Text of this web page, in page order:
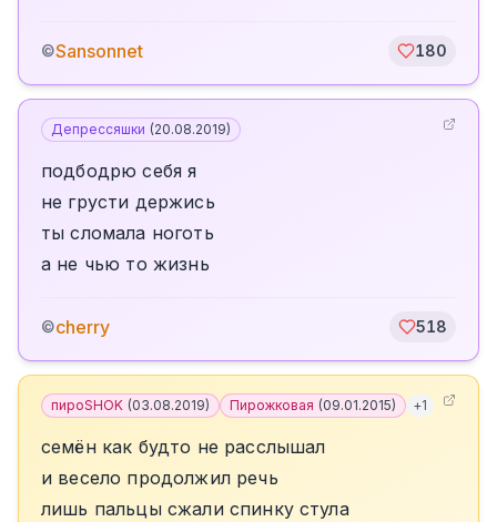
©Sansonnet 180
Депрессяшки (20.08.2019)
подбодрю себя я
не грусти держись
ты сломала ноготь
а не чью то жизнь
©cherry 518
пироSHOK (03.08.2019) Пирожковая (09.01.2015) +1
семён как будто не расслышал
и весело продолжил речь
лишь пальцы сжали спинку стула